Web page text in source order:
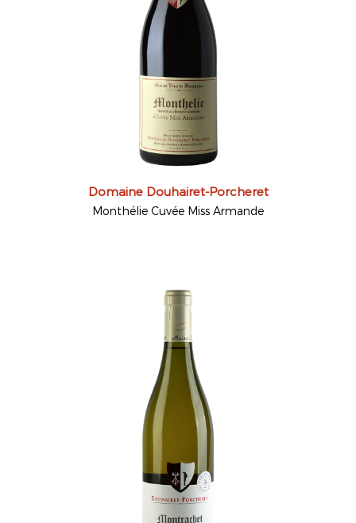
Domaine Douhairet-Porcheret
Monthélie Cuvée Miss Armande